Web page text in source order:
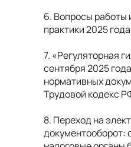
6. Вопросы работы
практики 2025
7. «Регуляторная
сентября 2025
нормативных
Трудовой кодекс
8. Переход на
документооборот: